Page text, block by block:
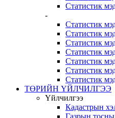
Статистик
-
Статистик
Статистик
Статистик
Статистик
Статистик
Статистик
Статистик
ТӨРИЙН ҮЙЛЧИЛГЭЭ
Үйлчилгээ
Кадастрын
Газрын тосны